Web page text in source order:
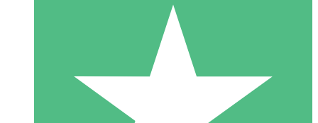
Packs de Crédits Individuels
Payez à l'utilisation avec des crédits de téléchargement. Sans